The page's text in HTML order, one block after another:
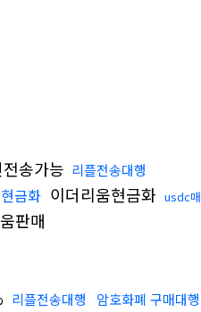
송가능 리플전송대행
금화 이더리움현금화 usdc매
판매
리플전송대행 암호화폐 구매대행